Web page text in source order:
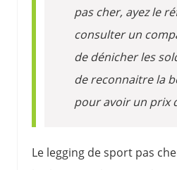
pas cher, ayez le
consulter un
de dénicher les
de reconnaitre la
pour avoir un prix
Le legging de sport pas